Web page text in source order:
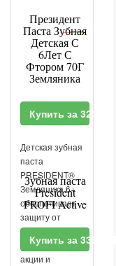
Президент
Паста Зубная
Детская С
6Лет С
Фтором 70Г
Земляника
Купить за 323 RUR
Детская зубная
паста
PRESIDENT®
Земляника 6+
обеспечивает
защиту от
кариеса,...
Не пропускайте
акции и
Зубная паста
President
PROFI Active
Купить за 330 RUR